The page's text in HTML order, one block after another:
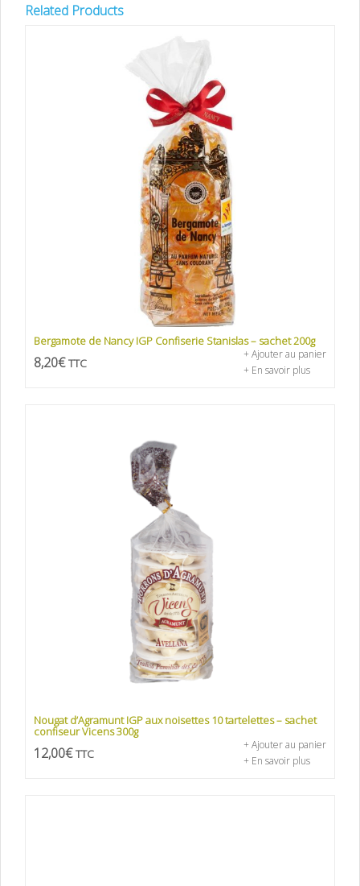
Related Products
Bergamote de Nancy IGP Confiserie Stanislas – sachet 200g
8,20€ TTC
+ Ajouter au panier
+ En savoir plus
Nougat d’Agramunt IGP aux noisettes 10 tartelettes – sachet
confiseur Vicens 300g
12,00€ TTC
+ Ajouter au panier
+ En savoir plus